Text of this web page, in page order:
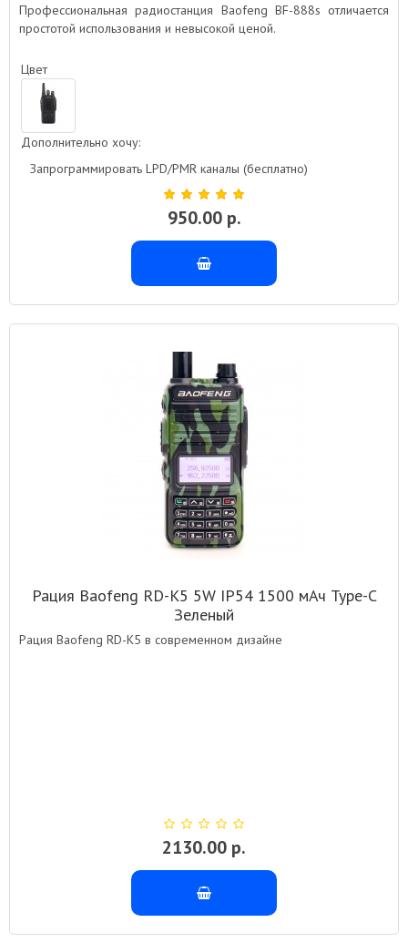
Профессиональная радиостанция Baofeng BF-888s отличается
простотой использования и невысокой ценой.
Цвет
Дополнительно хочу:
Запрограммировать LPD/PMR каналы (бесплатно)
950.00 р.
Рация Baofeng RD-K5 5W IP54 1500 мАч Type-C
Зеленый
Рация Baofeng RD-K5 в современном дизайне
2130.00 р.